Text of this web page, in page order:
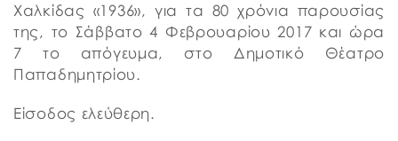
Χαλκίδας «1936», για τα 80 χρόνια παρουσίας
της, το Σάββατο 4 Φεβρουαρίου 2017 και ώρα
7 το απόγευμα, στο Δημοτικό Θέατρο
Παπαδημητρίου.
Είσοδος ελεύθερη.